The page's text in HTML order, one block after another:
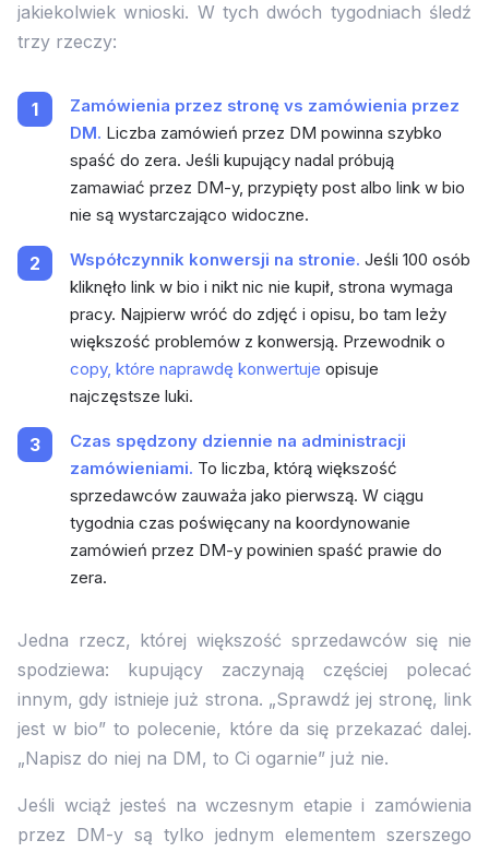
jakiekolwiek wnioski. W tych dwóch tygodniach śledź
trzy rzeczy:
Zamówienia przez stronę vs zamówienia przez
DM. Liczba zamówień przez DM powinna szybko
spaść do zera. Jeśli kupujący nadal próbują
zamawiać przez DM-y, przypięty post albo link w bio
nie są wystarczająco widoczne.
Współczynnik konwersji na stronie. Jeśli 100 osób
kliknęło link w bio i nikt nic nie kupił, strona wymaga
pracy. Najpierw wróć do zdjęć i opisu, bo tam leży
większość problemów z konwersją. Przewodnik o
copy, które naprawdę konwertuje opisuje
najczęstsze luki.
Czas spędzony dziennie na administracji
zamówieniami. To liczba, którą większość
sprzedawców zauważa jako pierwszą. W ciągu
tygodnia czas poświęcany na koordynowanie
zamówień przez DM-y powinien spaść prawie do
zera.
Jedna rzecz, której większość sprzedawców się nie
spodziewa: kupujący zaczynają częściej polecać
innym, gdy istnieje już strona. „Sprawdź jej stronę, link
jest w bio” to polecenie, które da się przekazać dalej.
„Napisz do niej na DM, to Ci ogarnie” już nie.
Jeśli wciąż jesteś na wczesnym etapie i zamówienia
przez DM-y są tylko jednym elementem szerszego